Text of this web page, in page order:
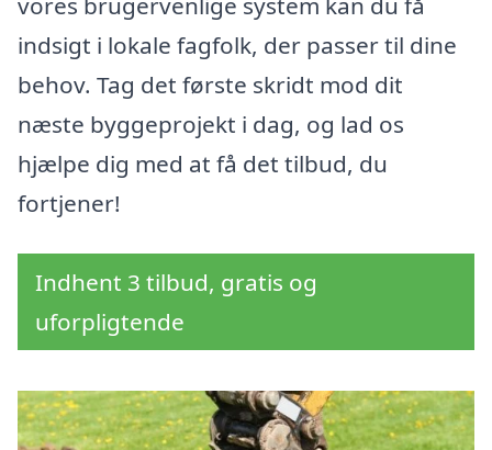
indsigt i lokale fagfolk, der passer til dine
behov. Tag det første skridt mod dit
næste byggeprojekt i dag, og lad os
hjælpe dig med at få det tilbud, du
fortjener!
Indhent 3 tilbud, gratis og
uforpligtende